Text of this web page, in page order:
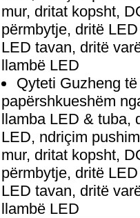
mur, dritat kopsht,
përmbytje, dritë
LED tavan, dritë
llambë LED
Qyteti Guzheng
papërshkueshëm
llamba LED & tuba,
LED, ndriçim
mur, dritat kopsht,
përmbytje, dritë
LED tavan, dritë
llambë LED